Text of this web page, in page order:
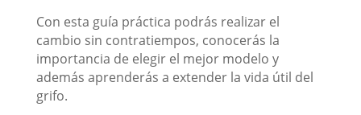
Con esta guía práctica podrás realizar el
cambio sin contratiempos, conocerás la
importancia de elegir el mejor modelo y
además aprenderás a extender la vida útil del
grifo.